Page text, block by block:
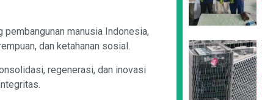
manusia Indonesia,
dan ketahanan sosial.
regenerasi, dan inovasi